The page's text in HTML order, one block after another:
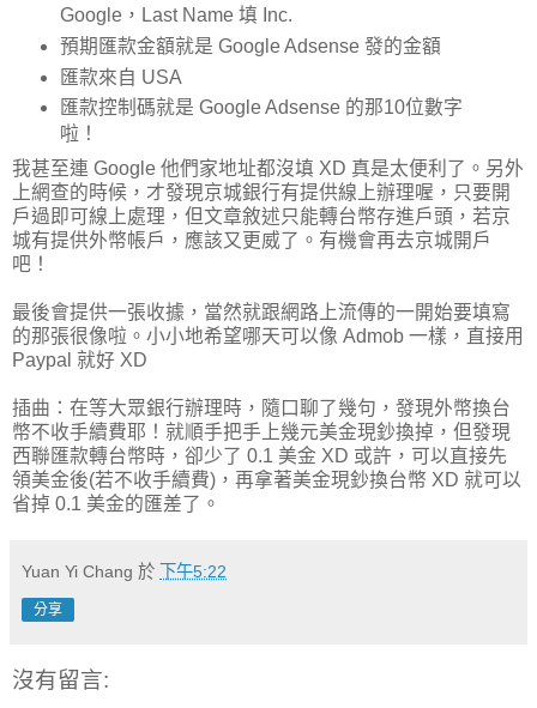
Google，Last Name 填 Inc.
預期匯款金額就是 Google Adsense 發的金額
匯款來自 USA
匯款控制碼就是 Google Adsense 的那10位數字
啦！
我甚至連 Google 他們家地址都沒填 XD 真是太便利了。另外
上網查的時候，才發現京城銀行有提供線上辦理喔，只要開
戶過即可線上處理，但文章敘述只能轉台幣存進戶頭，若京
城有提供外幣帳戶，應該又更威了。有機會再去京城開戶
吧！
最後會提供一張收據，當然就跟網路上流傳的一開始要填寫
的那張很像啦。小小地希望哪天可以像 Admob 一樣，直接用
Paypal 就好 XD
插曲：在等大眾銀行辦理時，隨口聊了幾句，發現外幣換台
幣不收手續費耶！就順手把手上幾元美金現鈔換掉，但發現
西聯匯款轉台幣時，卻少了 0.1 美金 XD 或許，可以直接先
領美金後(若不收手續費)，再拿著美金現鈔換台幣 XD 就可以
省掉 0.1 美金的匯差了。
Yuan Yi Chang 於 下午5:22
分享
沒有留言: